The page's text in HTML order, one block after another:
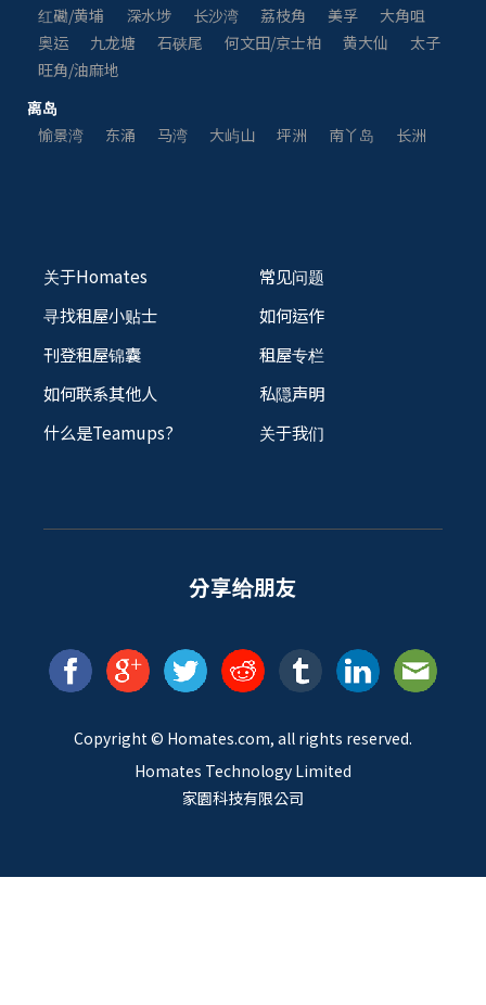
红磡/黄埔
深水埗 长沙湾 荔枝角 美孚
大角咀
奥运
九龙塘 石硖尾 何文田/京士柏 黄大仙
太子
旺角/油麻地
离岛
愉景湾
东涌 马湾 大屿山 坪洲 南丫岛 长洲
关于Homates
寻找租屋小贴士
刊登租屋锦囊
如何联系其他人
什么是Teamups?
常见问题
如何运作
租屋专栏
私隠声明
关于我们
分享给朋友
Copyright © Homates.com, all rights reserved.
Homates Technology Limited
家園科技有限公司